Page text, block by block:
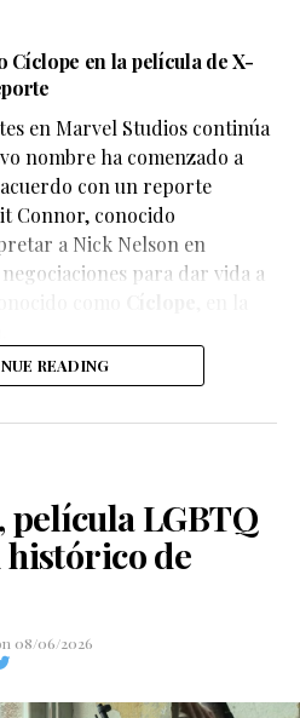
Cíclope en la película de X-
en Marvel Studios continúa
nombre ha comenzado a
con un reporte
Connor, conocido
a Nick Nelson en
para dar vida a
READING
película LGBTQ
de
08/06/2026